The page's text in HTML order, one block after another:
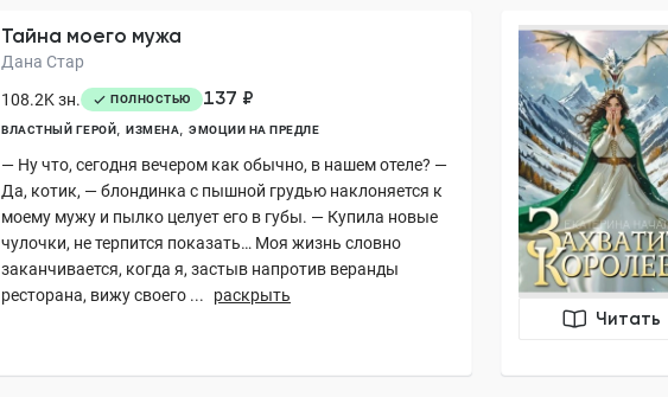
Тайна моего мужа
Дана Стар
108.2K зн.
ПОЛНОСТЬЮ 137 ₽
ВЛАСТНЫЙ ГЕРОЙ ИЗМЕНА ЭМОЦИИ НА ПРЕДЛЕ
— Ну что, сегодня вечером как обычно, в нашем отеле? —
Да, котик, — блондинка с пышной грудью наклоняется к
моему мужу и пылко целует его в губы. — Купила новые
чулочки, не терпится показать… Моя жизнь словно
заканчивается, когда я, застыв напротив веранды
ресторана, вижу своего ...
раскрыть
Читать